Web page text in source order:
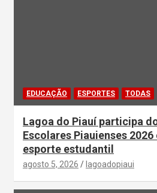
EDUCAÇÃO ESPORTES TODAS
Lagoa do Piauí participa
Escolares Piauienses
esporte estudantil
agosto 5, 2026 lagoadopiaui